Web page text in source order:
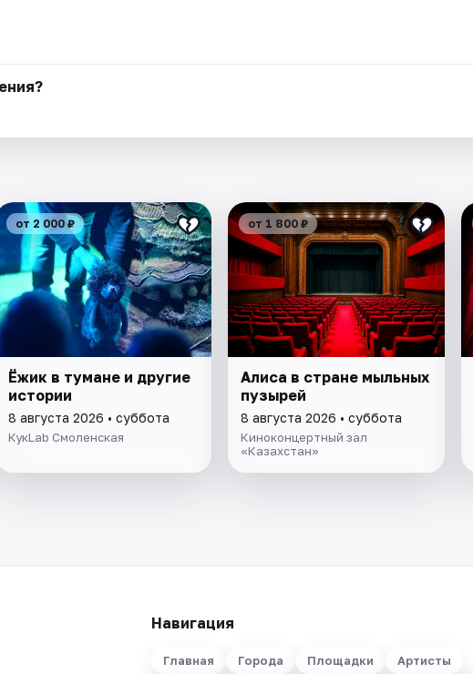
от 2 000 ₽
Ёжик в тумане и другие
истории
8 августа 2026 • суббота
КукLab Смоленская
от 1 800 ₽
Алиса в стране мыльных
пузырей
8 августа 2026 • суббота
Киноконцертный зал
«Казахстан»
Навигация
Главная Города Площадки Артисты